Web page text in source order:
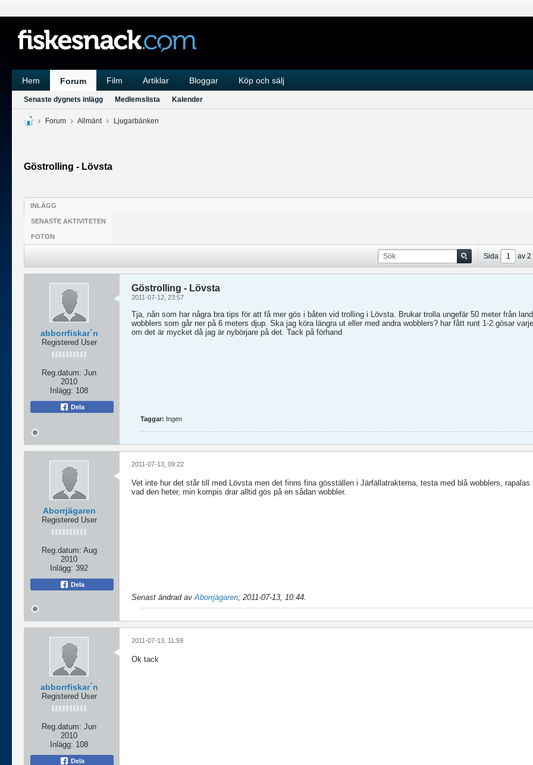
Hem Forum Film Artiklar Bloggar Köp och sälj
Senaste dygnets inlägg Medlemslista Kalender
Forum Allmänt Ljugarbänken
Göstrolling - Lövsta
INLÄGG
SENASTE AKTIVITETEN
FOTON
Sida av 2
abborrfiskar´n
Registered User
Reg.datum: Jun
2010
Inlägg: 108
Dela
Göstrolling - Lövsta
2011-07-12, 23:57
Tja, nån som har några bra tips för att få mer gös i båten vid trolling i Lövsta. Brukar trolla ungefär 50 meter från
wobblers som går ner på 6 meters djup. Ska jag köra längra ut eller med andra wobblers? har fått runt 1-2 gösar
om det är mycket då jag är nybörjare på det. Tack på förhand
Taggar: Ingen
Aborrjägaren
Registered User
Reg.datum: Aug
2010
Inlägg: 392
Dela
2011-07-13, 09:22
Vet inte hur det står till med Lövsta men det finns fina gösställen i Järfällatrakterna, testa med blå wobblers, rapalas
vad den heter, min kompis drar alltid gös på en sådan wobbler.
Senast ändrad avAborrjägaren; 2011-07-13, 10:44.
abborrfiskar´n
Registered User
Reg.datum: Jun
2010
Inlägg: 108
Dela
2011-07-13, 11:59
Ok tack